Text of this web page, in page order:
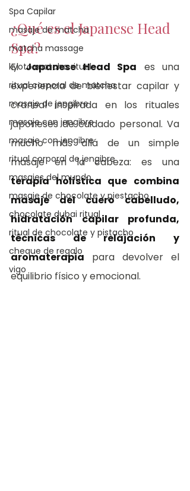
Spa Capilar
masaje de matcha
matcha massage
kyoto matcha ritual
ritual corporal de matcha
masaje de jengibre
masaje con jengibre
masaje con jengibre
ritual corporal de jengibre
masajes del mundo
masaje de chocolate y piestacho
chocolate dubai ritual
ritual de chocolate y pistacho
cheque de regalo
vigo
¿Qué es el Japanese Head
Spa?
El Japanese Head Spa es una
experiencia de bienestar capilar y
craneal inspirada en los rituales
japoneses de cuidado personal. Va
mucho más allá de un simple
terapia holística que combina
masaje del cuero cabelludo,
hidratación capilar profunda,
técnicas de relajación y
aromaterapia para devolver el
equilibrio físico y emocional.